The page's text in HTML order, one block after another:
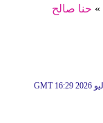
» حنا صالح
GMT